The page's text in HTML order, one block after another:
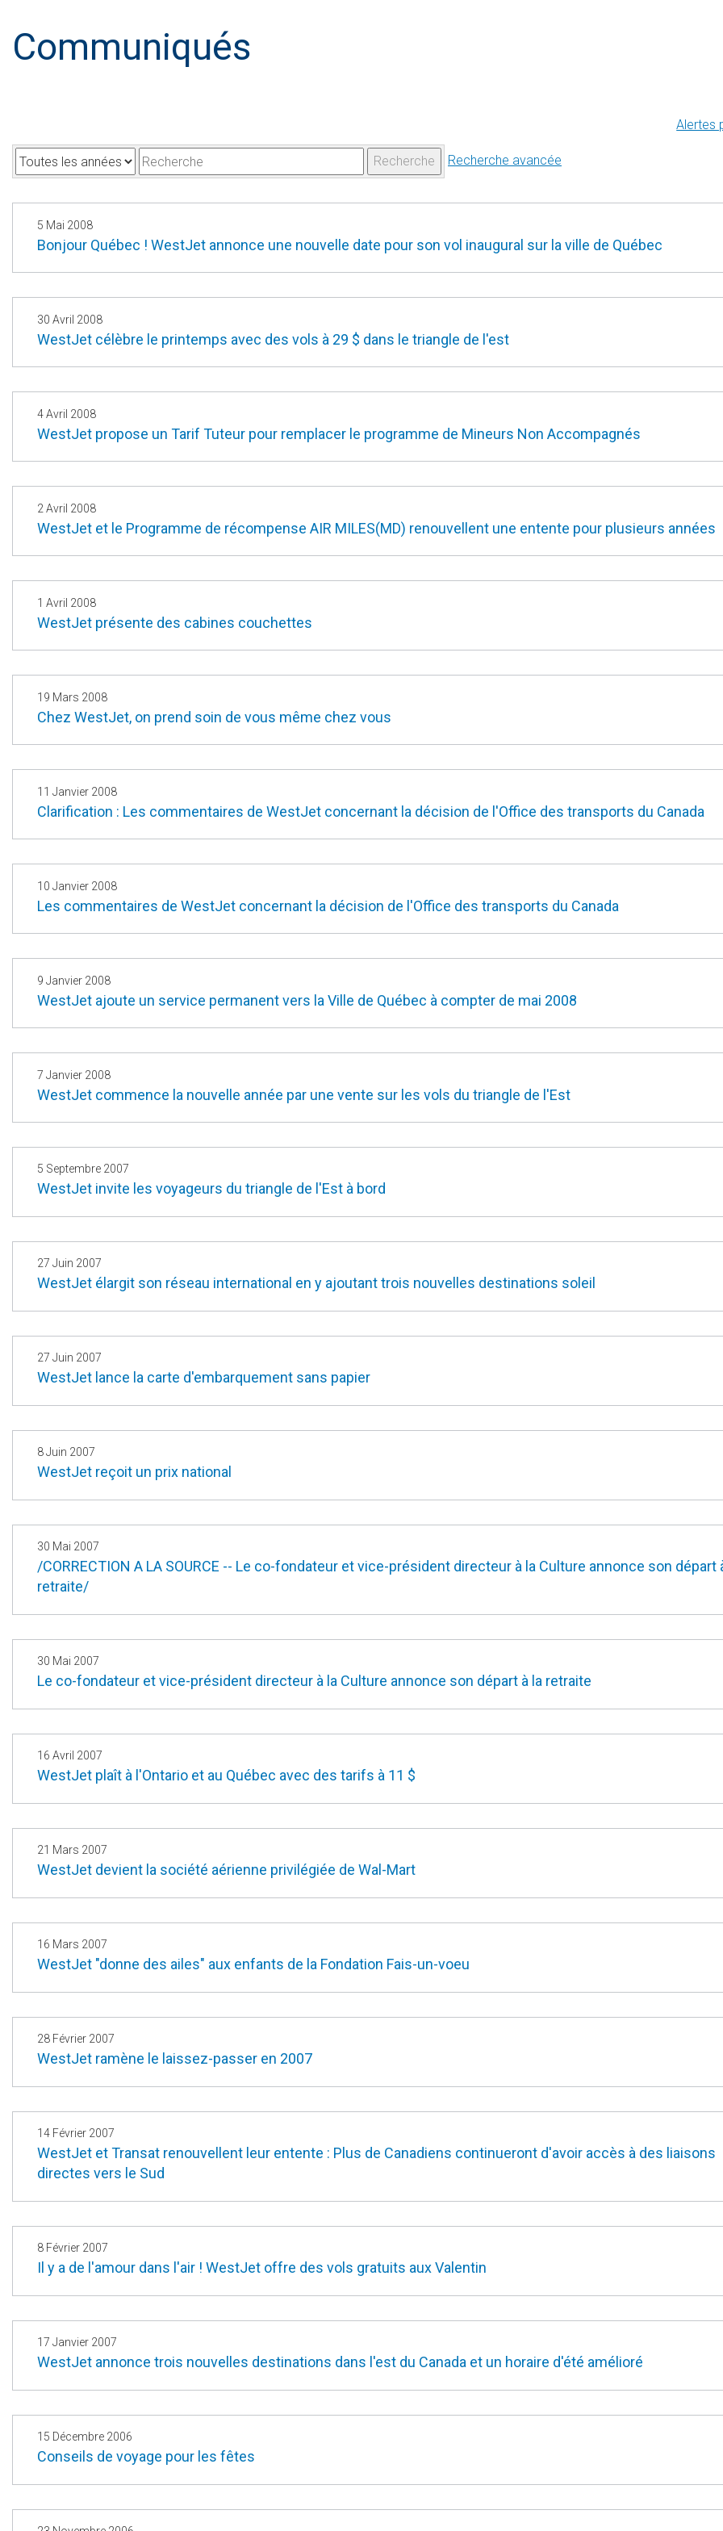
Communiqués
Alertes
A
n
n
M
o
t
-
c
l
s
Recherche Recherche avancée
5 Mai 2008
Bonjour Québec ! WestJet annonce une nouvelle date pour son vol inaugural sur la ville de Québec
30 Avril 2008
WestJet célèbre le printemps avec des vols à 29 $ dans le triangle de l'est
4 Avril 2008
WestJet propose un Tarif Tuteur pour remplacer le programme de Mineurs Non Accompagnés
2 Avril 2008
WestJet et le Programme de récompense AIR MILES(MD) renouvellent une entente pour plusieurs années
1 Avril 2008
WestJet présente des cabines couchettes
19 Mars 2008
Chez WestJet, on prend soin de vous même chez vous
11 Janvier 2008
Clarification : Les commentaires de WestJet concernant la décision de l'Office des transports du Canada
10 Janvier 2008
Les commentaires de WestJet concernant la décision de l'Office des transports du Canada
9 Janvier 2008
WestJet ajoute un service permanent vers la Ville de Québec à compter de mai 2008
7 Janvier 2008
WestJet commence la nouvelle année par une vente sur les vols du triangle de l'Est
5 Septembre 2007
WestJet invite les voyageurs du triangle de l'Est à bord
27 Juin 2007
WestJet élargit son réseau international en y ajoutant trois nouvelles destinations soleil
27 Juin 2007
WestJet lance la carte d'embarquement sans papier
8 Juin 2007
WestJet reçoit un prix national
30 Mai 2007
/CORRECTION A LA SOURCE -- Le co-fondateur et vice-président directeur à la Culture annonce son départ
retraite/
30 Mai 2007
Le co-fondateur et vice-président directeur à la Culture annonce son départ à la retraite
16 Avril 2007
WestJet plaît à l'Ontario et au Québec avec des tarifs à 11 $
21 Mars 2007
WestJet devient la société aérienne privilégiée de Wal-Mart
16 Mars 2007
WestJet "donne des ailes" aux enfants de la Fondation Fais-un-voeu
28 Février 2007
WestJet ramène le laissez-passer en 2007
14 Février 2007
WestJet et Transat renouvellent leur entente : Plus de Canadiens continueront d'avoir accès à des liaisons
directes vers le Sud
8 Février 2007
Il y a de l'amour dans l'air ! WestJet offre des vols gratuits aux Valentin
17 Janvier 2007
WestJet annonce trois nouvelles destinations dans l'est du Canada et un horaire d'été amélioré
15 Décembre 2006
Conseils de voyage pour les fêtes